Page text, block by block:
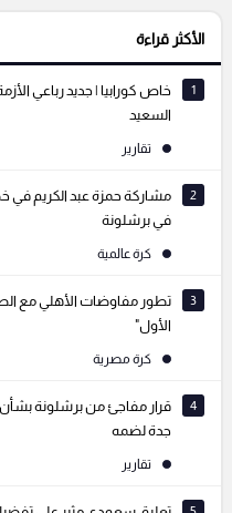
التعليقات السابقة
الأكثر قراءة
1
خاص كورابيا | جديد رباعي
السعيد
تقارير
2
مشاركة حمزة عبد الكريم في
في برشلونة
كرة عالمية
3
تطور مفاوضات الأهلي مع
الأول"
كرة مصرية
4
قرار مفاجئ من برشلونة
جدة لضمه
تقارير